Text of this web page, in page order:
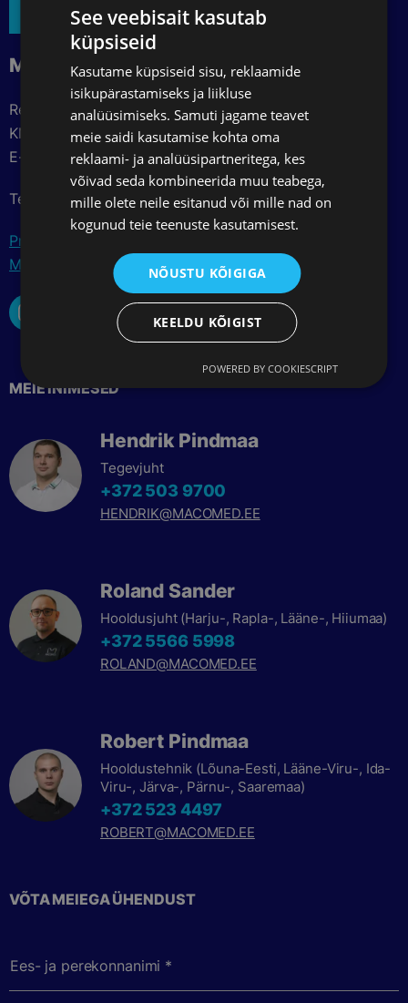
MacoMed OÜ
Registrikood: 16517455
KMKR: EE102504695
E-post: info@macomed.ee
Telefon: +372 517 3700
Privaatsuspoliitika
Müügitingimused
MEIE INIMESED
Hendrik Pindmaa
Tegevjuht
+372 503 9700
HENDRIK@MACOMED.EE
Roland Sander
Hooldusjuht (Harju-, Rapla-, Lääne-, Hiiumaa)
+372 5566 5998
ROLAND@MACOMED.EE
Robert Pindmaa
Hooldustehnik (Lõuna-Eesti, Lääne-Viru-, Ida-
Viru-, Järva-, Pärnu-, Saaremaa)
+372 523 4497
ROBERT@MACOMED.EE
VÕTA MEIEGA ÜHENDUST
Ees- ja perekonnanimi *
See veebisait kasutab
küpsiseid
Kasutame küpsiseid sisu, reklaamide
isikupärastamiseks ja liikluse
analüüsimiseks. Samuti jagame teavet
meie saidi kasutamise kohta oma
reklaami- ja analüüsipartneritega, kes
võivad seda kombineerida muu teabega,
mille olete neile esitanud või mille nad on
kogunud teie teenuste kasutamisest.
NÕUSTU KÕIGIGA
KEELDU KÕIGIST
POWERED BY COOKIESCRIPT